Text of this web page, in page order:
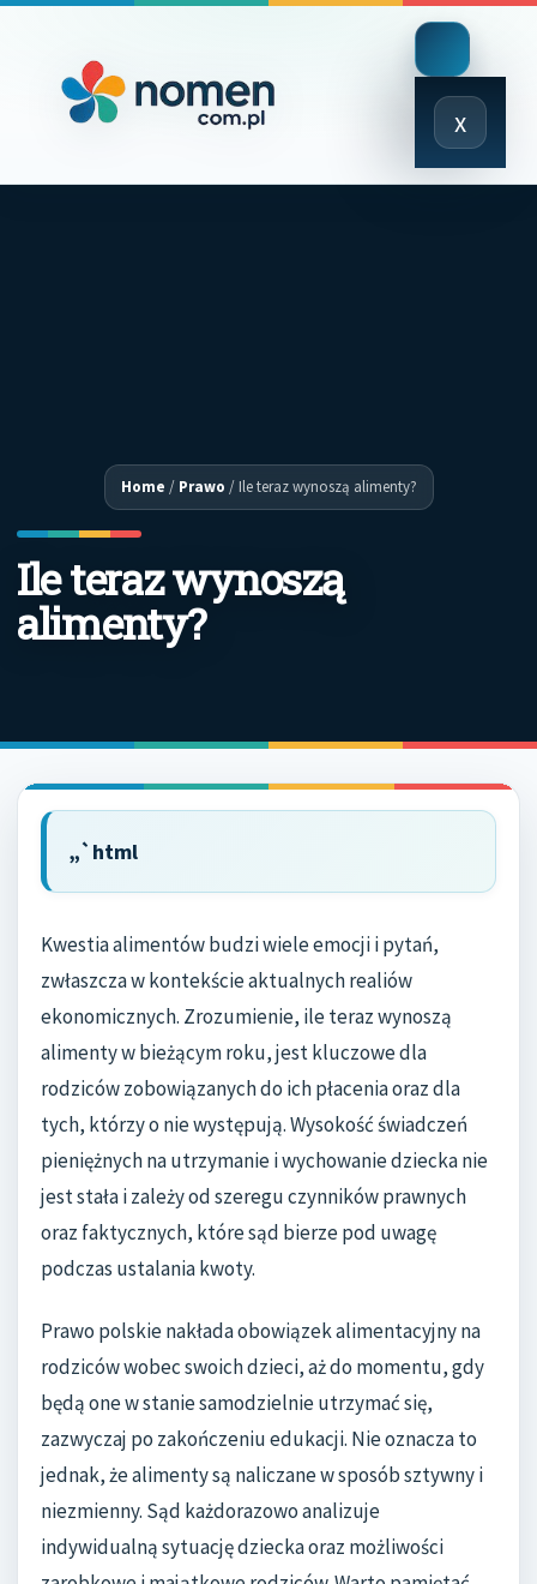
x
Close
Menu
Home / Prawo /Ile teraz wynoszą alimenty?
Ile teraz wynoszą
alimenty?
„`html
Kwestia alimentów budzi wiele emocji i pytań,
zwłaszcza w kontekście aktualnych realiów
ekonomicznych. Zrozumienie, ile teraz wynoszą
alimenty w bieżącym roku, jest kluczowe dla
rodziców zobowiązanych do ich płacenia oraz dla
tych, którzy o nie występują. Wysokość świadczeń
pieniężnych na utrzymanie i wychowanie dziecka nie
jest stała i zależy od szeregu czynników prawnych
oraz faktycznych, które sąd bierze pod uwagę
podczas ustalania kwoty.
Prawo polskie nakłada obowiązek alimentacyjny na
rodziców wobec swoich dzieci, aż do momentu, gdy
będą one w stanie samodzielnie utrzymać się,
zazwyczaj po zakończeniu edukacji. Nie oznacza to
jednak, że alimenty są naliczane w sposób sztywny i
niezmienny. Sąd każdorazowo analizuje
indywidualną sytuację dziecka oraz możliwości